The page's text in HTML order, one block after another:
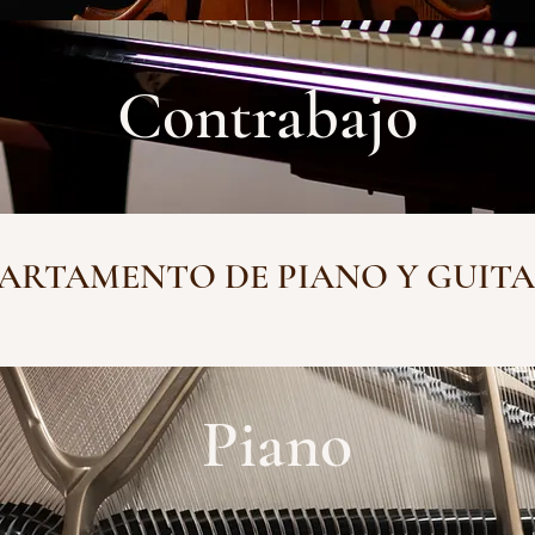
Contrabajo
DE PIANO Y
Piano